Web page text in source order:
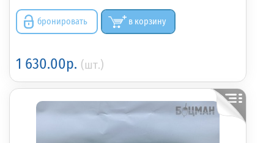
бронировать в корзину
1 630.00р. (шт.)